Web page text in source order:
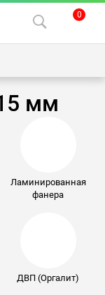
0
мм
Ламинированная
фанера
ДВП (Оргалит)